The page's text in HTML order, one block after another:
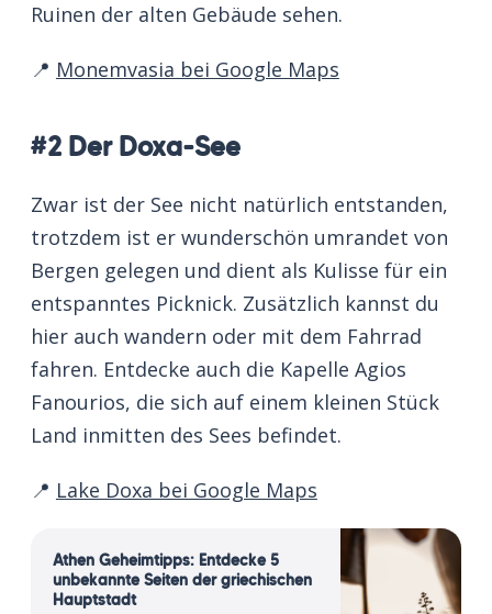
Ruinen der alten Gebäude sehen.
📍 Monemvasia bei Google Maps
#2 Der Doxa-See
Zwar ist der See nicht natürlich entstanden,
trotzdem ist er wunderschön umrandet von
Bergen gelegen und dient als Kulisse für ein
entspanntes Picknick. Zusätzlich kannst du
hier auch wandern oder mit dem Fahrrad
fahren. Entdecke auch die Kapelle Agios
Fanourios, die sich auf einem kleinen Stück
Land inmitten des Sees befindet.
📍 Lake Doxa bei Google Maps
Athen Geheimtipps: Entdecke 5
unbekannte Seiten der griechischen
Hauptstadt